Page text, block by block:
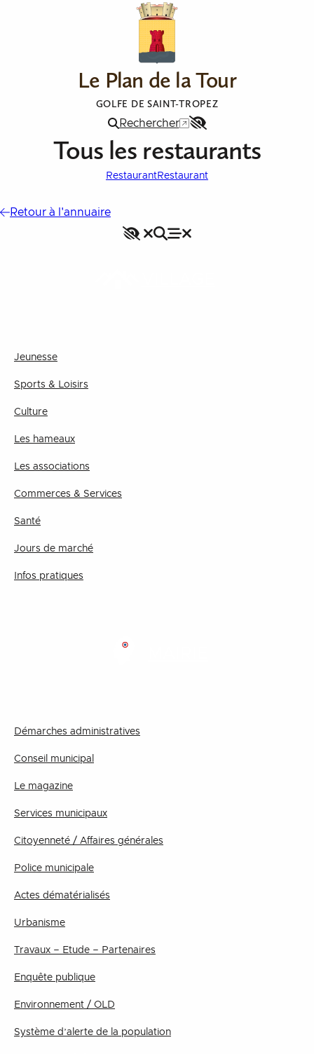
Le Plan de la Tour
GOLFE DE SAINT-TROPEZ
Menu
Rechercher
Accessibilité
Tous les restaurants
RestaurantRestaurant
Retour à l'annuaire
Accessibilité
Rechercher
Jeunesse
Sports & Loisirs
Culture
Les hameaux
Les associations
Commerces & Services
Santé
Jours de marché
Infos pratiques
Démarches administratives
Conseil municipal
Le magazine
Services municipaux
Citoyenneté / Affaires générales
Police municipale
Actes dématérialisés
Urbanisme
Travaux – Etude – Partenaires
Enquête publique
Environnement / OLD
Système d’alerte de la population